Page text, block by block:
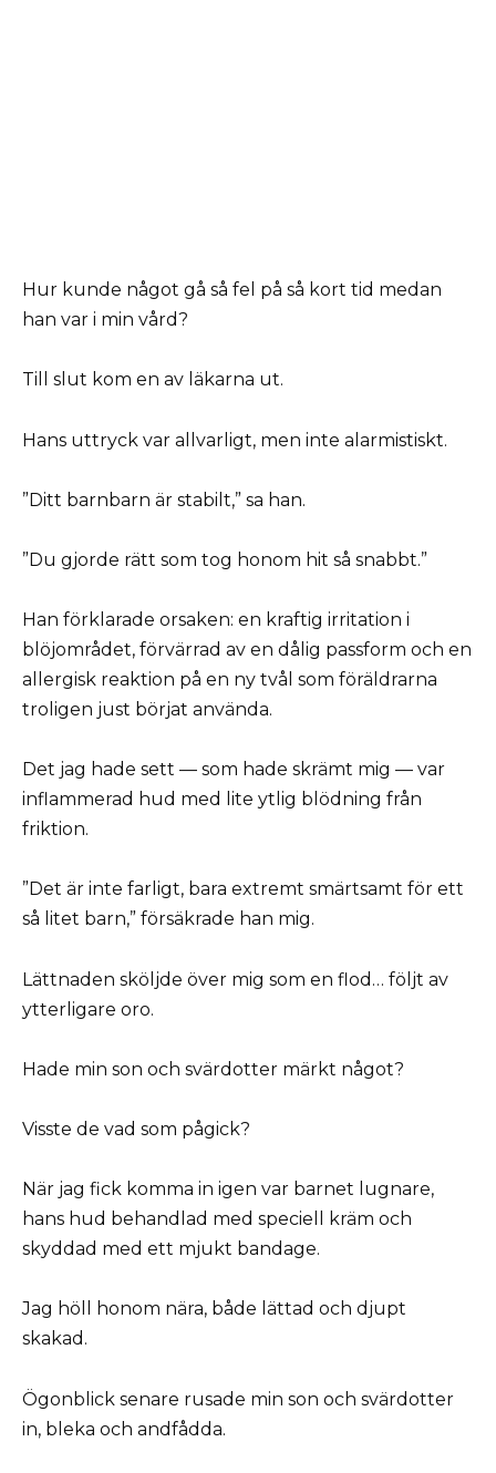
Hur kunde något gå så fel på så kort tid medan
han var i min vård?
Till slut kom en av läkarna ut.
Hans uttryck var allvarligt, men inte alarmistiskt.
”Ditt barnbarn är stabilt,” sa han.
”Du gjorde rätt som tog honom hit så snabbt.”
Han förklarade orsaken: en kraftig irritation i
blöjområdet, förvärrad av en dålig passform och en
allergisk reaktion på en ny tvål som föräldrarna
troligen just börjat använda.
Det jag hade sett — som hade skrämt mig — var
inflammerad hud med lite ytlig blödning från
friktion.
”Det är inte farligt, bara extremt smärtsamt för ett
så litet barn,” försäkrade han mig.
Lättnaden sköljde över mig som en flod… följt av
ytterligare oro.
Hade min son och svärdotter märkt något?
Visste de vad som pågick?
När jag fick komma in igen var barnet lugnare,
hans hud behandlad med speciell kräm och
skyddad med ett mjukt bandage.
Jag höll honom nära, både lättad och djupt
skakad.
Ögonblick senare rusade min son och svärdotter
in, bleka och andfådda.